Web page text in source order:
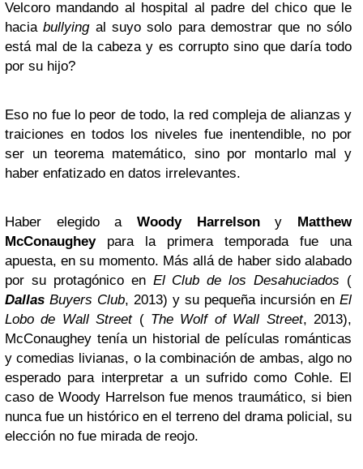
Velcoro mandando al hospital al padre del chico que le
haciabullyingal suyo solo para demostrar que no sólo
está mal de la cabeza y es corrupto sino que daría todo
por su hijo?
Eso no fue lo peor de todo, la red compleja de alianzas y
traiciones en todos los niveles fue inentendible, no por
ser un teorema matemático, sino por montarlo mal y
haber enfatizado en datos irrelevantes.
Haber elegido a Woody Harrelsony Matthew
McConaugheypara la primera temporada fue una
apuesta, en su momento. Más allá de haber sido alabado
por su protagónico en El Club de los Desahuciados (
Dallas Buyers Club, 2013) y su pequeña incursión en El
Lobo de Wall Street( The Wolf of Wall Street, 2013),
McConaughey tenía un historial de películas románticas
y comedias livianas, o la combinación de ambas, algo no
esperado para interpretar a un sufrido como Cohle. El
caso de Woody Harrelson fue menos traumático, si bien
nunca fue un histórico en el terreno del drama policial, su
elección no fue mirada de reojo.